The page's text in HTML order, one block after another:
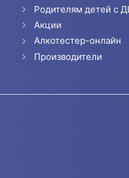
Родителям детей с
Акции
Алкотестер-онлайн
Производители